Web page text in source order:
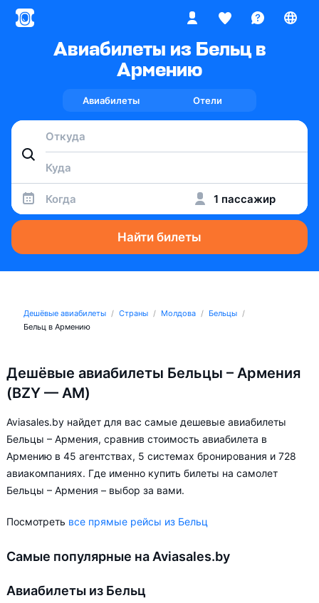
Авиабилеты из Бельц в
Армению
Авиабилеты Отели
Когда 1 пассажир
Найти билеты
Дешёвые авиабилеты Страны Молдова
Бельцы
Бельц в Армению
Дешёвые авиабилеты Бельцы – Армения
(BZY — AM)
Aviasales.by найдет для вас самые дешевые авиабилеты
Бельцы – Армения, сравнив стоимость авиабилета в
Армению в 45 агентствах, 5 системах бронирования и 728
авиакомпаниях. Где именно купить билеты на самолет
Бельцы – Армения – выбор за вами.
Посмотреть все прямые рейсы из Бельц
Самые популярные на Aviasales.by
Авиабилеты из Бельц